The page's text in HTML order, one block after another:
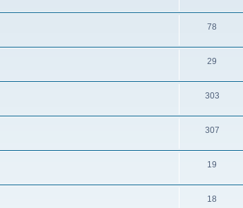
78
29
303
307
19
18